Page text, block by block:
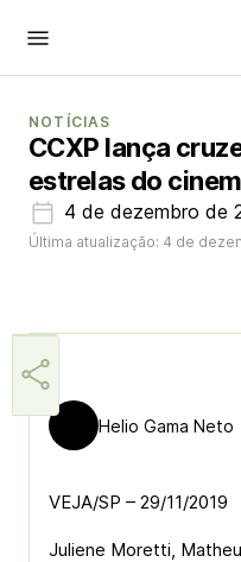
NOTÍCIAS
CCXP lança
estrelas do
4 de dezembro de
Última atualização: 4 de
Helio Gama Neto
VEJA/SP – 29/11/2019
Juliene Moretti,